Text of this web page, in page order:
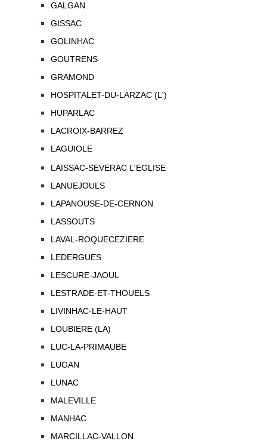
GALGAN
GISSAC
GOLINHAC
GOUTRENS
GRAMOND
HOSPITALET-DU-LARZAC (L')
HUPARLAC
LACROIX-BARREZ
LAGUIOLE
LAISSAC-SEVERAC L'EGLISE
LANUEJOULS
LAPANOUSE-DE-CERNON
LASSOUTS
LAVAL-ROQUECEZIERE
LEDERGUES
LESCURE-JAOUL
LESTRADE-ET-THOUELS
LIVINHAC-LE-HAUT
LOUBIERE (LA)
LUC-LA-PRIMAUBE
LUGAN
LUNAC
MALEVILLE
MANHAC
MARCILLAC-VALLON